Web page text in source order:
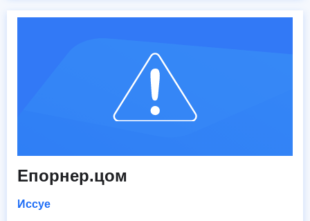
Епорнер.цом
Иссуе